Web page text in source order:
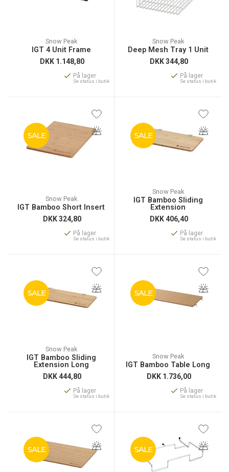
Snow Peak
IGT 4 Unit Frame
DKK 1.148,80
På lager
Se status i butik
Snow Peak
Deep Mesh Tray 1 Unit
DKK344,80
På lager
Se status i butik
SALE
Snow Peak
IGT Bamboo Short Insert
DKK324,80
På lager
Se status i butik
SALE
Snow Peak
IGT Bamboo Sliding
Extension
DKK406,40
På lager
Se status i butik
SALE
Snow Peak
IGT Bamboo Sliding
Extension Long
DKK444,80
På lager
Se status i butik
SALE
Snow Peak
IGT Bamboo Table Long
DKK 1.736,00
På lager
Se status i butik
SALE SALE